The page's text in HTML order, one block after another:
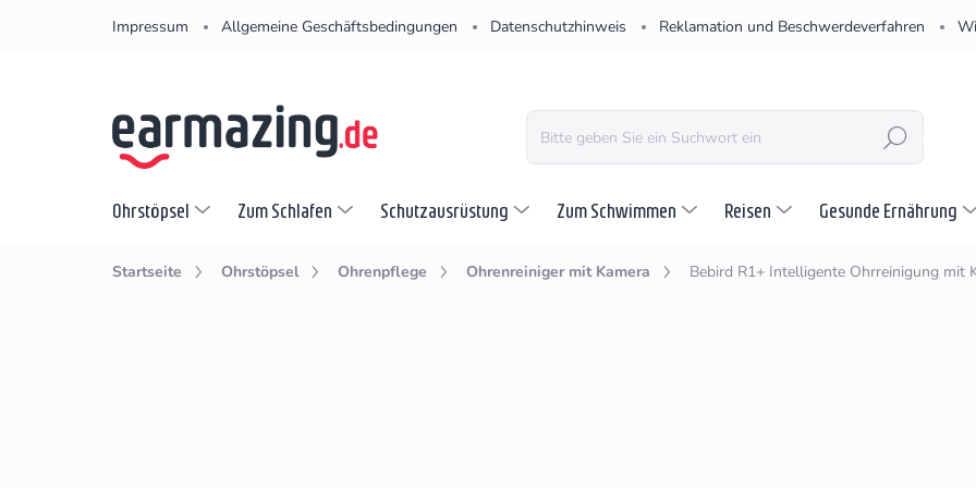
Impressum Allgemeine Geschäftsbedingungen Datenschutzhinweis Reklamation und Beschwerdeverfahren
SUCHEN
Ohrstöpsel Zum Schlafen Schutzausrüstung Zum Schwimmen Reisen Gesunde Ernährung
Startseite Ohrstöpsel Ohrenpflege Ohrenreiniger mit Kamera Bebird R1+ Intelligente Ohrreinigung mit